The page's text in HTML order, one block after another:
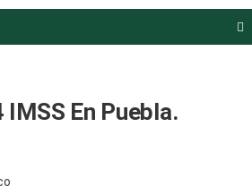
En Puebla.